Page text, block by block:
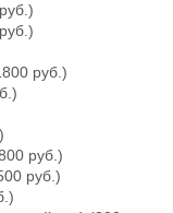
руб.)
руб.)
руб.)